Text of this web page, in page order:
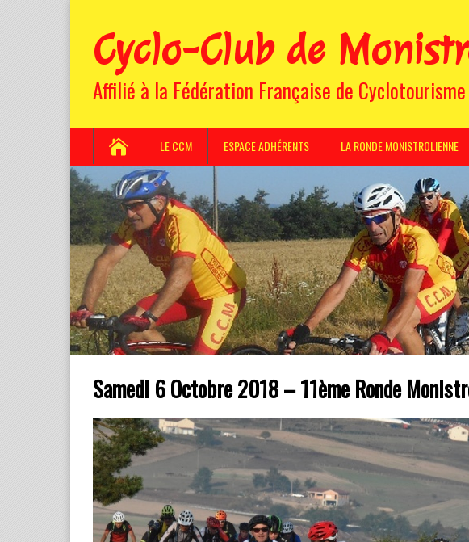
Cyclo-Club de
Affilié à la Fédération Française de
LE CCM ESPACE ADHÉRENTS LA RONDE MONISTROLIENNE
Samedi 6 Octobre 2018 – 11ème Ronde